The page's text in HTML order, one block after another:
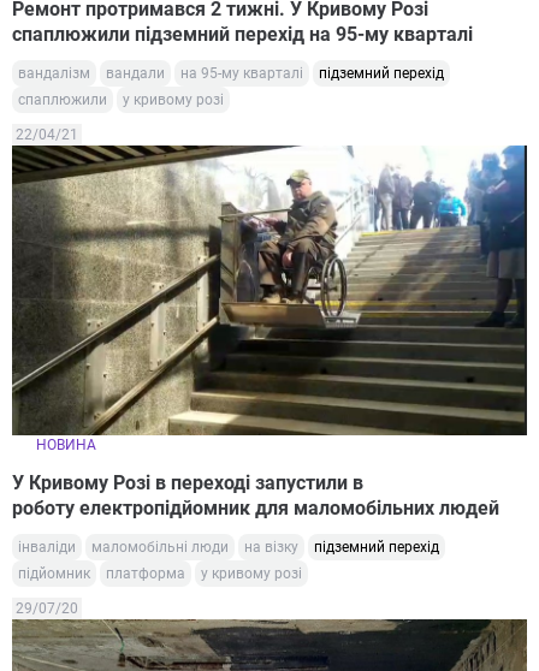
Ремонт протримався 2 тижні. У Кривому Розі
спаплюжили підземний перехід на 95-му кварталі
вандалізм вандали на 95-му кварталі
підземний перехід
спаплюжили
у кривому розі
22/04/21
НОВИНА
У Кривому Розі в переході запустили в
роботу електропідйомник для маломобільних людей
інваліди маломобільні люди на візку
підземний перехід
підйомник
платформа у кривому розі
29/07/20